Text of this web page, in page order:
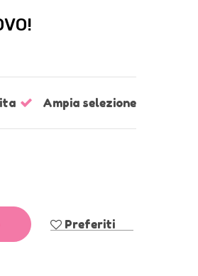
Ampia selezione
Preferiti